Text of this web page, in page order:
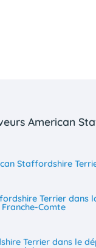
American
Staffordshire
Terrier dans
Franche-Comte
Terrier dans le